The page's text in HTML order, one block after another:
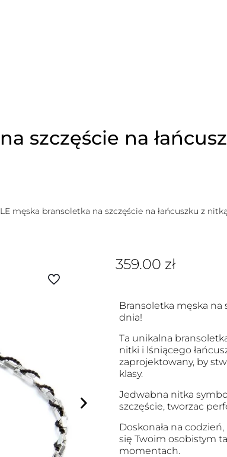
szczęście na
męska bransoletka na szczęście na łańcuszku z
359.00 zł
Bransoletka męska na
dnia!
Ta unikalna
nitki i lśniącego
zaprojektowany, by
klasy.
Jedwabna nitka
szczęście, tworzac
Doskonała na
się Twoim osobistym
momentach.